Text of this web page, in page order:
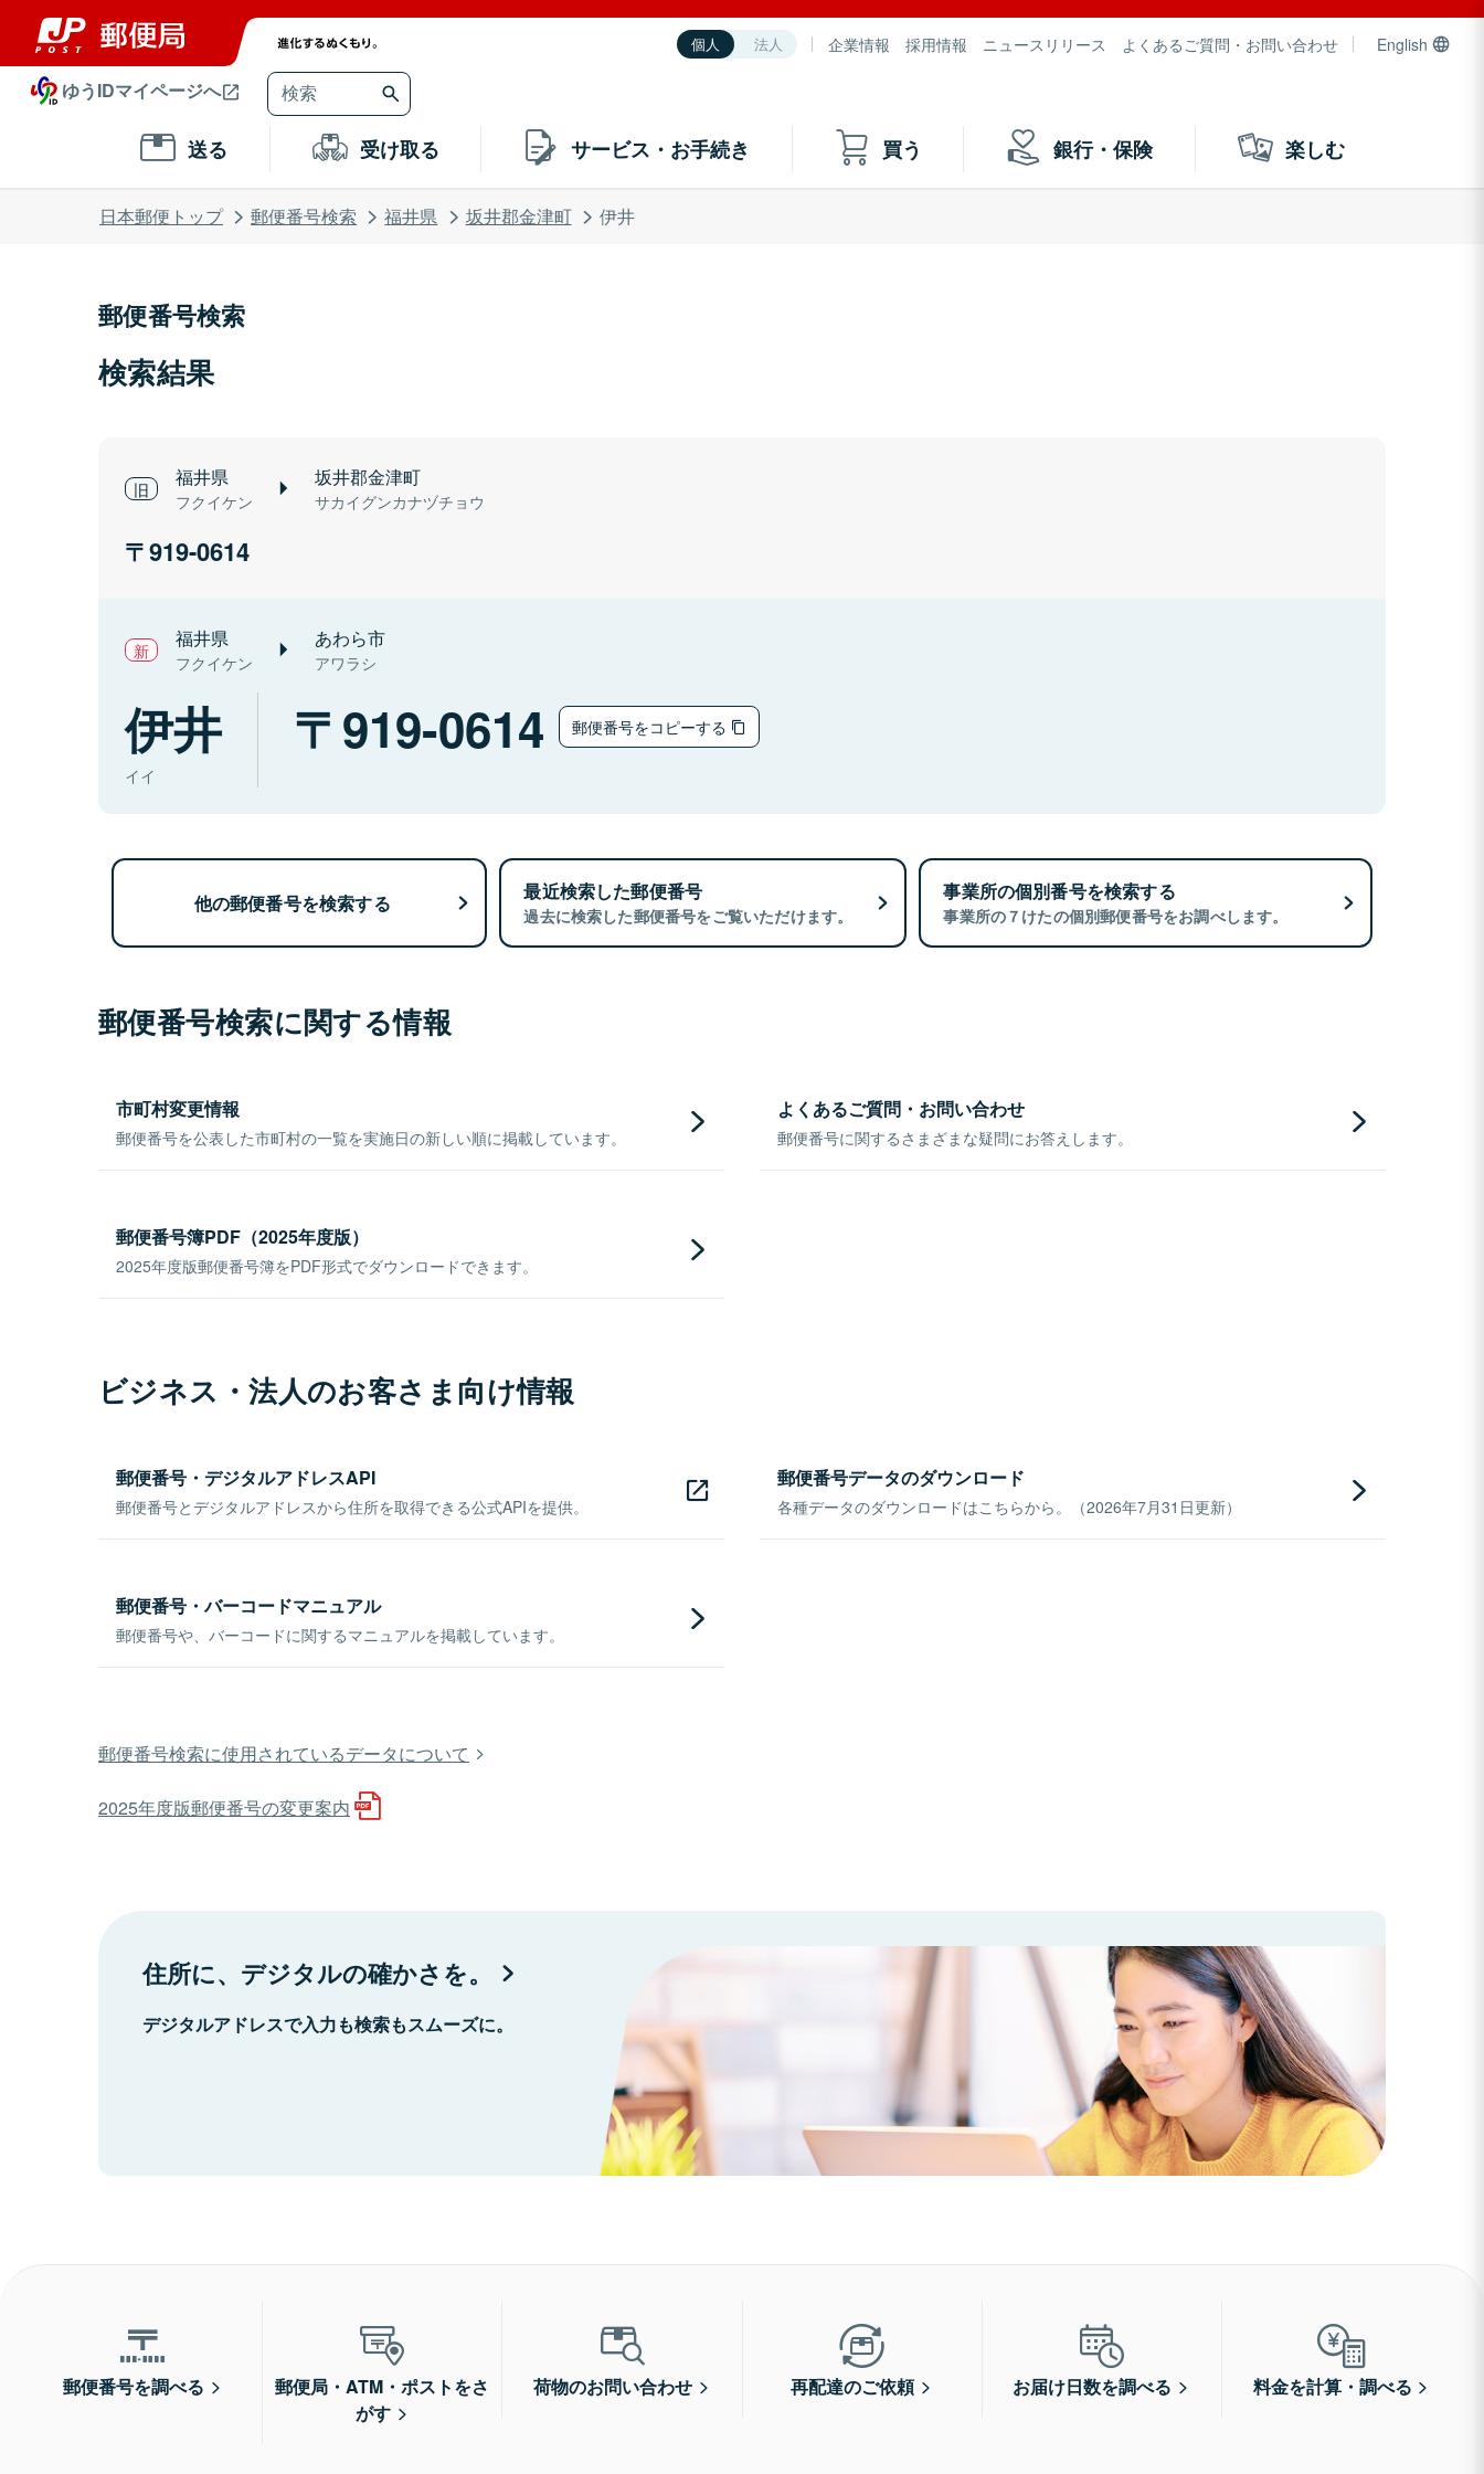
個人 法人 企業情報 採用情報 ニュースリリース よくあるご質問・お問い合わせ English
ゆうIDマイページへ
送る 受け取る サービス・お手続き 買う 銀行・保険 楽しむ
日本郵便トップ 郵便番号検索 福井県 坂井郡金津町 伊井
郵便番号検索
検索結果
福井県
フクイケン
坂井郡金津町
サカイグンカナヅチョウ
919-0614
福井県
フクイケン
あわら市
アワラシ
伊井
イイ
919-0614 郵便番号をコピーする
他の郵便番号を検索する 最近検索した郵便番号
過去に検索した郵便番号をご覧いただけます。
事業所の個別番号を検索する
事業所の７けたの個別郵便番号をお調べします。
郵便番号検索に関する情報
市町村変更情報
郵便番号を公表した市町村の一覧を実施日の新しい順に掲載しています。
よくあるご質問・お問い合わせ
郵便番号に関するさまざまな疑問にお答えします。
郵便番号簿PDF（2025年度版）
2025年度版郵便番号簿をPDF形式でダウンロードできます。
ビジネス・法人のお客さま向け情報
郵便番号・デジタルアドレスAPI
郵便番号とデジタルアドレスから住所を取得できる公式APIを提供。
郵便番号データのダウンロード
各種データのダウンロードはこちらから。（2026年7月31日更新）
郵便番号・バーコードマニュアル
郵便番号や、バーコードに関するマニュアルを掲載しています。
郵便番号検索に使用されているデータについて
2025年度版郵便番号の変更案内
住所に、デジタルの確かさを。
デジタルアドレスで入力も検索もスムーズに。
郵便番号を調べる
郵便局・ATM・ポストをさ
がす
荷物のお問い合わせ 再配達のご依頼 お届け日数を調べる 料金を計算・調べる